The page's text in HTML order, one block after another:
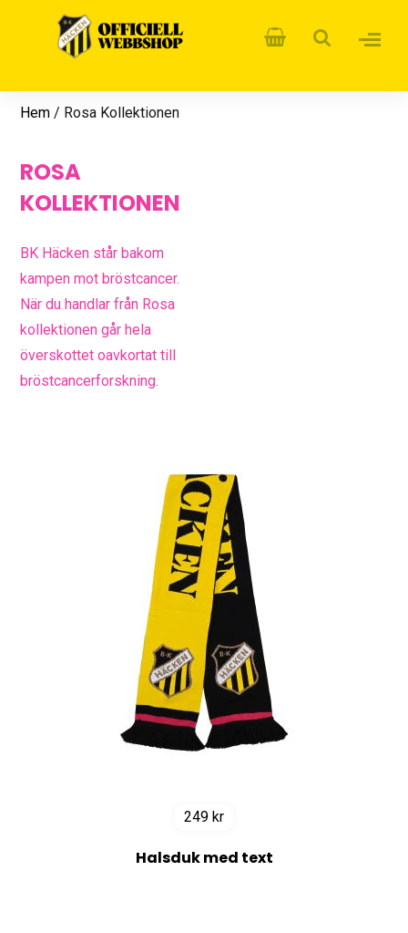
Hem / Rosa Kollektionen
ROSA
KOLLEKTIONEN
BK Häcken står bakom
kampen mot bröstcancer.
När du handlar från Rosa
kollektionen går hela
överskottet oavkortat till
bröstcancerforskning.
249 kr
Halsduk med text